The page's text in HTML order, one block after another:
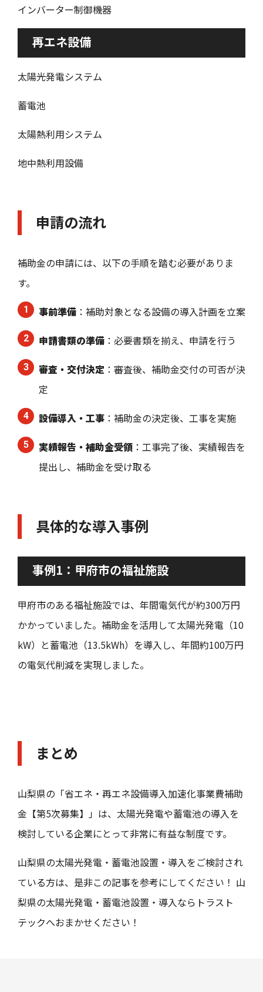
インバーター制御機器
再エネ設備
太陽光発電システム
蓄電池
太陽熱利用システム
地中熱利用設備
申請の流れ
補助金の申請には、以下の手順を踏む必要がありま
す。
事前準備 ：補助対象となる設備の導入計画を立案
申請書類の準備 ：必要書類を揃え、申請を行う
審査・交付決定 ：審査後、補助金交付の可否が決
定
設備導入・工事 ：補助金の決定後、工事を実施
実績報告・補助金受領 ：工事完了後、実績報告を
提出し、補助金を受け取る
具体的な導入事例
事例1：甲府市の福祉施設
甲府市のある福祉施設では、年間電気代が約300万円
かかっていました。補助金を活用して太陽光発電（10
kW）と蓄電池（13.5kWh）を導入し、年間約100万円
の電気代削減を実現しました。
まとめ
山梨県の「省エネ・再エネ設備導入加速化事業費補助
金【第5次募集】」は、太陽光発電や蓄電池の導入を
検討している企業にとって非常に有益な制度です。
山梨県の太陽光発電・蓄電池設置・導入をご検討され
ている方は、是非この記事を参考にしてください！ 山
梨県の太陽光発電・蓄電池設置・導入ならトラスト
テックへおまかせください！